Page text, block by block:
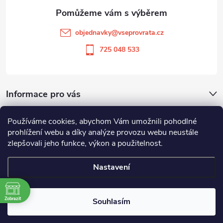
Používáme cookies, abychom Vám umožnili pohodlné
prohlížení webu a díky analýze provozu webu neustále
zlepšovali jeho funkce, výkon a použitelnost.
Nastavení
Souhlasím
objednavky@vseprovrata.cz
725 048 533
Informace pro vás
Odstoupit od smlouvy
Copyright 2026Vše pro vrata. Všechna práva vyhrazena.
Zobrazit